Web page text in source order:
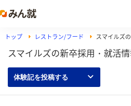
トップ レストラン/フード スマイルズ
スマイルズの新卒採用・就活
体験記を投稿する